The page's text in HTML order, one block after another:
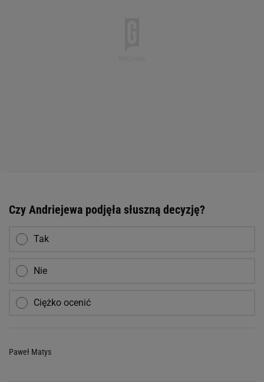
Czy Andriejewa podjęła słuszną decyzję?
Tak
Nie
Ciężko ocenić
Paweł Matys